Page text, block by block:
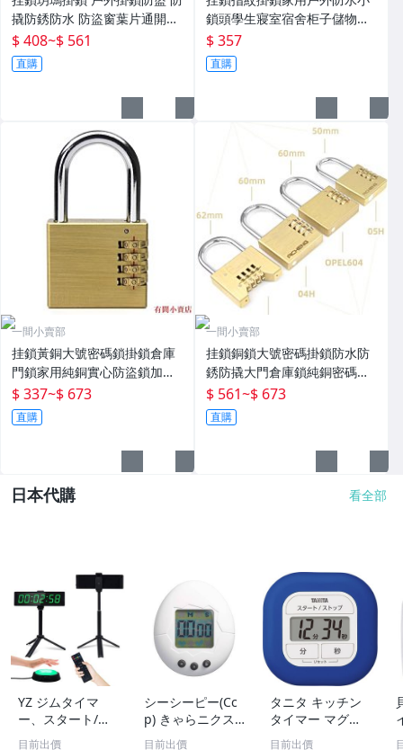
撬防銹防水 防盜窗葉片通開掛
鎖 玥瑪鎖 現貨
$ 408~$ 561
直購
鎖頭學生寢室宿舍柜子儲物柜
子防盜鎖 現貨
$ 357
直購
一間小賣部
挂鎖黃銅大號密碼鎖掛鎖倉庫
門鎖家用純銅實心防盜鎖加粗
宿舍防水鎖子 現貨
$ 337~$ 673
直購
一間小賣部
挂鎖銅鎖大號密碼掛鎖防水防
銹防撬大門倉庫鎖純銅密碼鎖
頭宿舍柜子鎖 現貨
$ 561~$ 673
直購
日本代購 看全部
YZ ジムタイマ
ー、スタート/ス
トップボタン付き
目前出價
シーシーピー(Cc
p) きゃらニクス
きゃらタイマー
目前出價
タニタ キッチン
タイマー マグネ
ット付き くるっ
目前出價